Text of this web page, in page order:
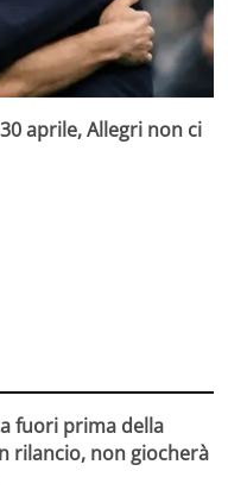
aprile, Allegri non ci
fuori prima della
rilancio, non giocherà